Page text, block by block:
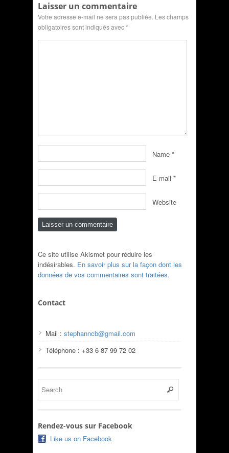
Laisser un commentaire
Votre adresse e-mail ne sera pas publiée. Les champs
obligatoires sont indiqués avec*
Name *
E-mail *
Website
Ce site utilise Akismet pour réduire les
indésirables. En savoir plus sur la façon dont les
données de vos commentaires sont traitées.
Contact
Mail : stephanncb@gmail.com
Téléphone : +33 6 87 99 72 02
Rendez-vous sur Facebook
Like us on Facebook